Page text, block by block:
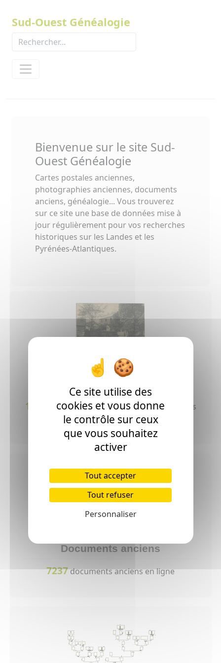
Sud-Ouest Généalogie
Bienvenue sur le site Sud-
Ouest Généalogie
Cartes postales anciennes,
photographies anciennes, documents
anciens, généalogie... Vous trouverez
sur ce site une base de données mise à
jour régulièrement pour vos recherches
historiques sur les Landes et les
Pyrénées-Atlantiques.
Cartes postales et photos
1749 cartes postales anciennes et98
photos
anciennes en ligne
Documents anciens
7237documents anciens en ligne
Ce site utilise des
cookies et vous donne
le contrôle sur ceux
que vous souhaitez
activer
Tout accepter
Tout refuser
Personnaliser